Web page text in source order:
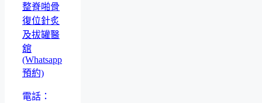
整脊啪骨
復位針炙
及拔罐醫
舘
(Whatsapp
預約)
電話：